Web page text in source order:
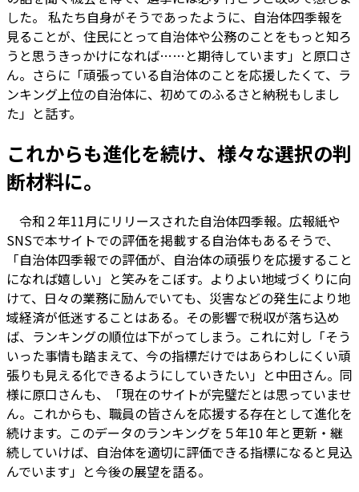
した。 私たち自身がそうであったように、自治体四季報を
見ることが、住民にとって自治体や公務のことをもっと知ろ
うと思うきっかけになれば……と期待しています」と原口さ
ん。さらに「頑張っている自治体のことを応援したくて、ラ
ンキング上位の自治体に、初めてのふるさと納税もしまし
た」と話す。
これからも進化を続け、様々な選択の判
断材料に。
令和２年11月にリリースされた自治体四季報。広報紙や
SNSで本サイトでの評価を掲載する自治体もあるそうで、
「自治体四季報での評価が、自治体の頑張りを応援すること
になれば嬉しい」と笑みをこぼす。よりよい地域づくりに向
けて、日々の業務に励んでいても、災害などの発生により地
域経済が低迷することはある。その影響で税収が落ち込め
ば、ランキングの順位は下がってしまう。これに対し「そう
いった事情も踏まえて、今の指標だけではあらわしにくい頑
張りも見える化できるようにしていきたい」と中田さん。同
様に原口さんも、「現在のサイトが完璧だとは思っていませ
ん。これからも、職員の皆さんを応援する存在として進化を
続けます。このデータのランキングを５年10 年と更新・継
続していけば、自治体を適切に評価できる指標になると見込
んでいます」と今後の展望を語る。